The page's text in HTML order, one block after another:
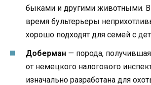
быками и другими животными. В
время бультерьеры
хорошо подходят для семей с
Доберман — порода,
от немецкого налогового
изначально разработана для